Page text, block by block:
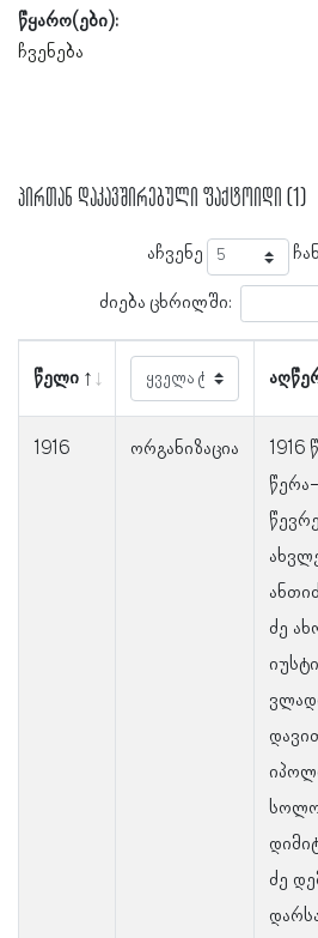
წყარო(ები):
ჩვენება
პირთან დაკავშირებული ფაქტოიდი (1)
აჩვენე
ძიება ცხრილში:
წელი
1916 ორგანიზაცია
ძე
ძე